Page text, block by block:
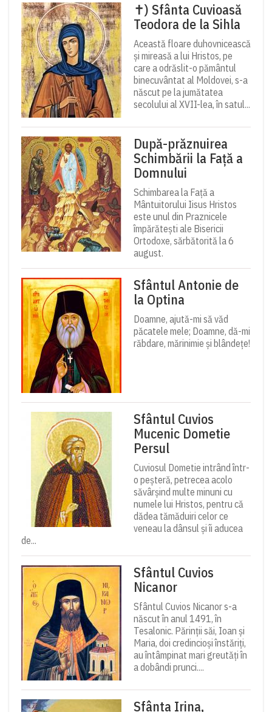
✝) Sfânta Cuvioasă
Teodora de la Sihla
Această floare duhovnicească
și mireasă a lui Hristos, pe
care a odrăslit-o pământul
binecuvântat al Moldovei, s-a
născut pe la jumătatea
secolului al XVII-lea, în satul...
După-prăznuirea
Schimbării la Față a
Domnului
Schimbarea la Față a
Mântuitorului Iisus Hristos
este unul din Praznicele
împărătești ale Bisericii
Ortodoxe, sărbătorită la 6
august.
Sfântul Antonie de
la Optina
Doamne, ajută-mi să văd
păcatele mele; Doamne, dă-mi
răbdare, mărinimie şi blândeţe!
Sfântul Cuvios
Mucenic Dometie
Persul
Cuviosul Dometie intrând într-
o peșteră, petrecea acolo
săvârșind multe minuni cu
numele lui Hristos, pentru că
dădea tămăduiri celor ce
veneau la dânsul și îi aducea
de...
Sfântul Cuvios
Nicanor
Sfântul Cuvios Nicanor s-a
născut în anul 1491, în
Tesalonic. Părinții săi, Ioan și
Maria, doi credincioși înstăriți,
au întâmpinat mari greutăți în
a dobândi prunci....
Sfânta Irina,